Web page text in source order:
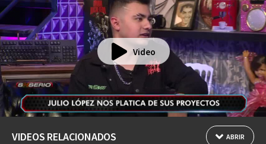
Video
VIDEOS RELACIONADOS ABRIR